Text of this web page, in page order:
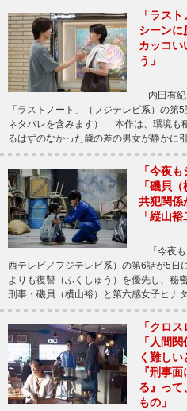
「ラス
シーンに
カッコい
う」
内田有紀
「ラストノート」（フジテレビ系）の第
ネタバレを含みます） 本作は、環境も
るはずのなかった歳の差の男女が静かに
「今夜
「磯貝
共犯関係
「縦山
「今夜も
西テレビ／フジテレビ系）の第6話が5
よりも復讐（ふくしゅう）を優先し、秘
刑事・磯貝（横山裕）と第六感女子ヒナ
「クロ
「人間
く難し
『刑事
る』って
もの」